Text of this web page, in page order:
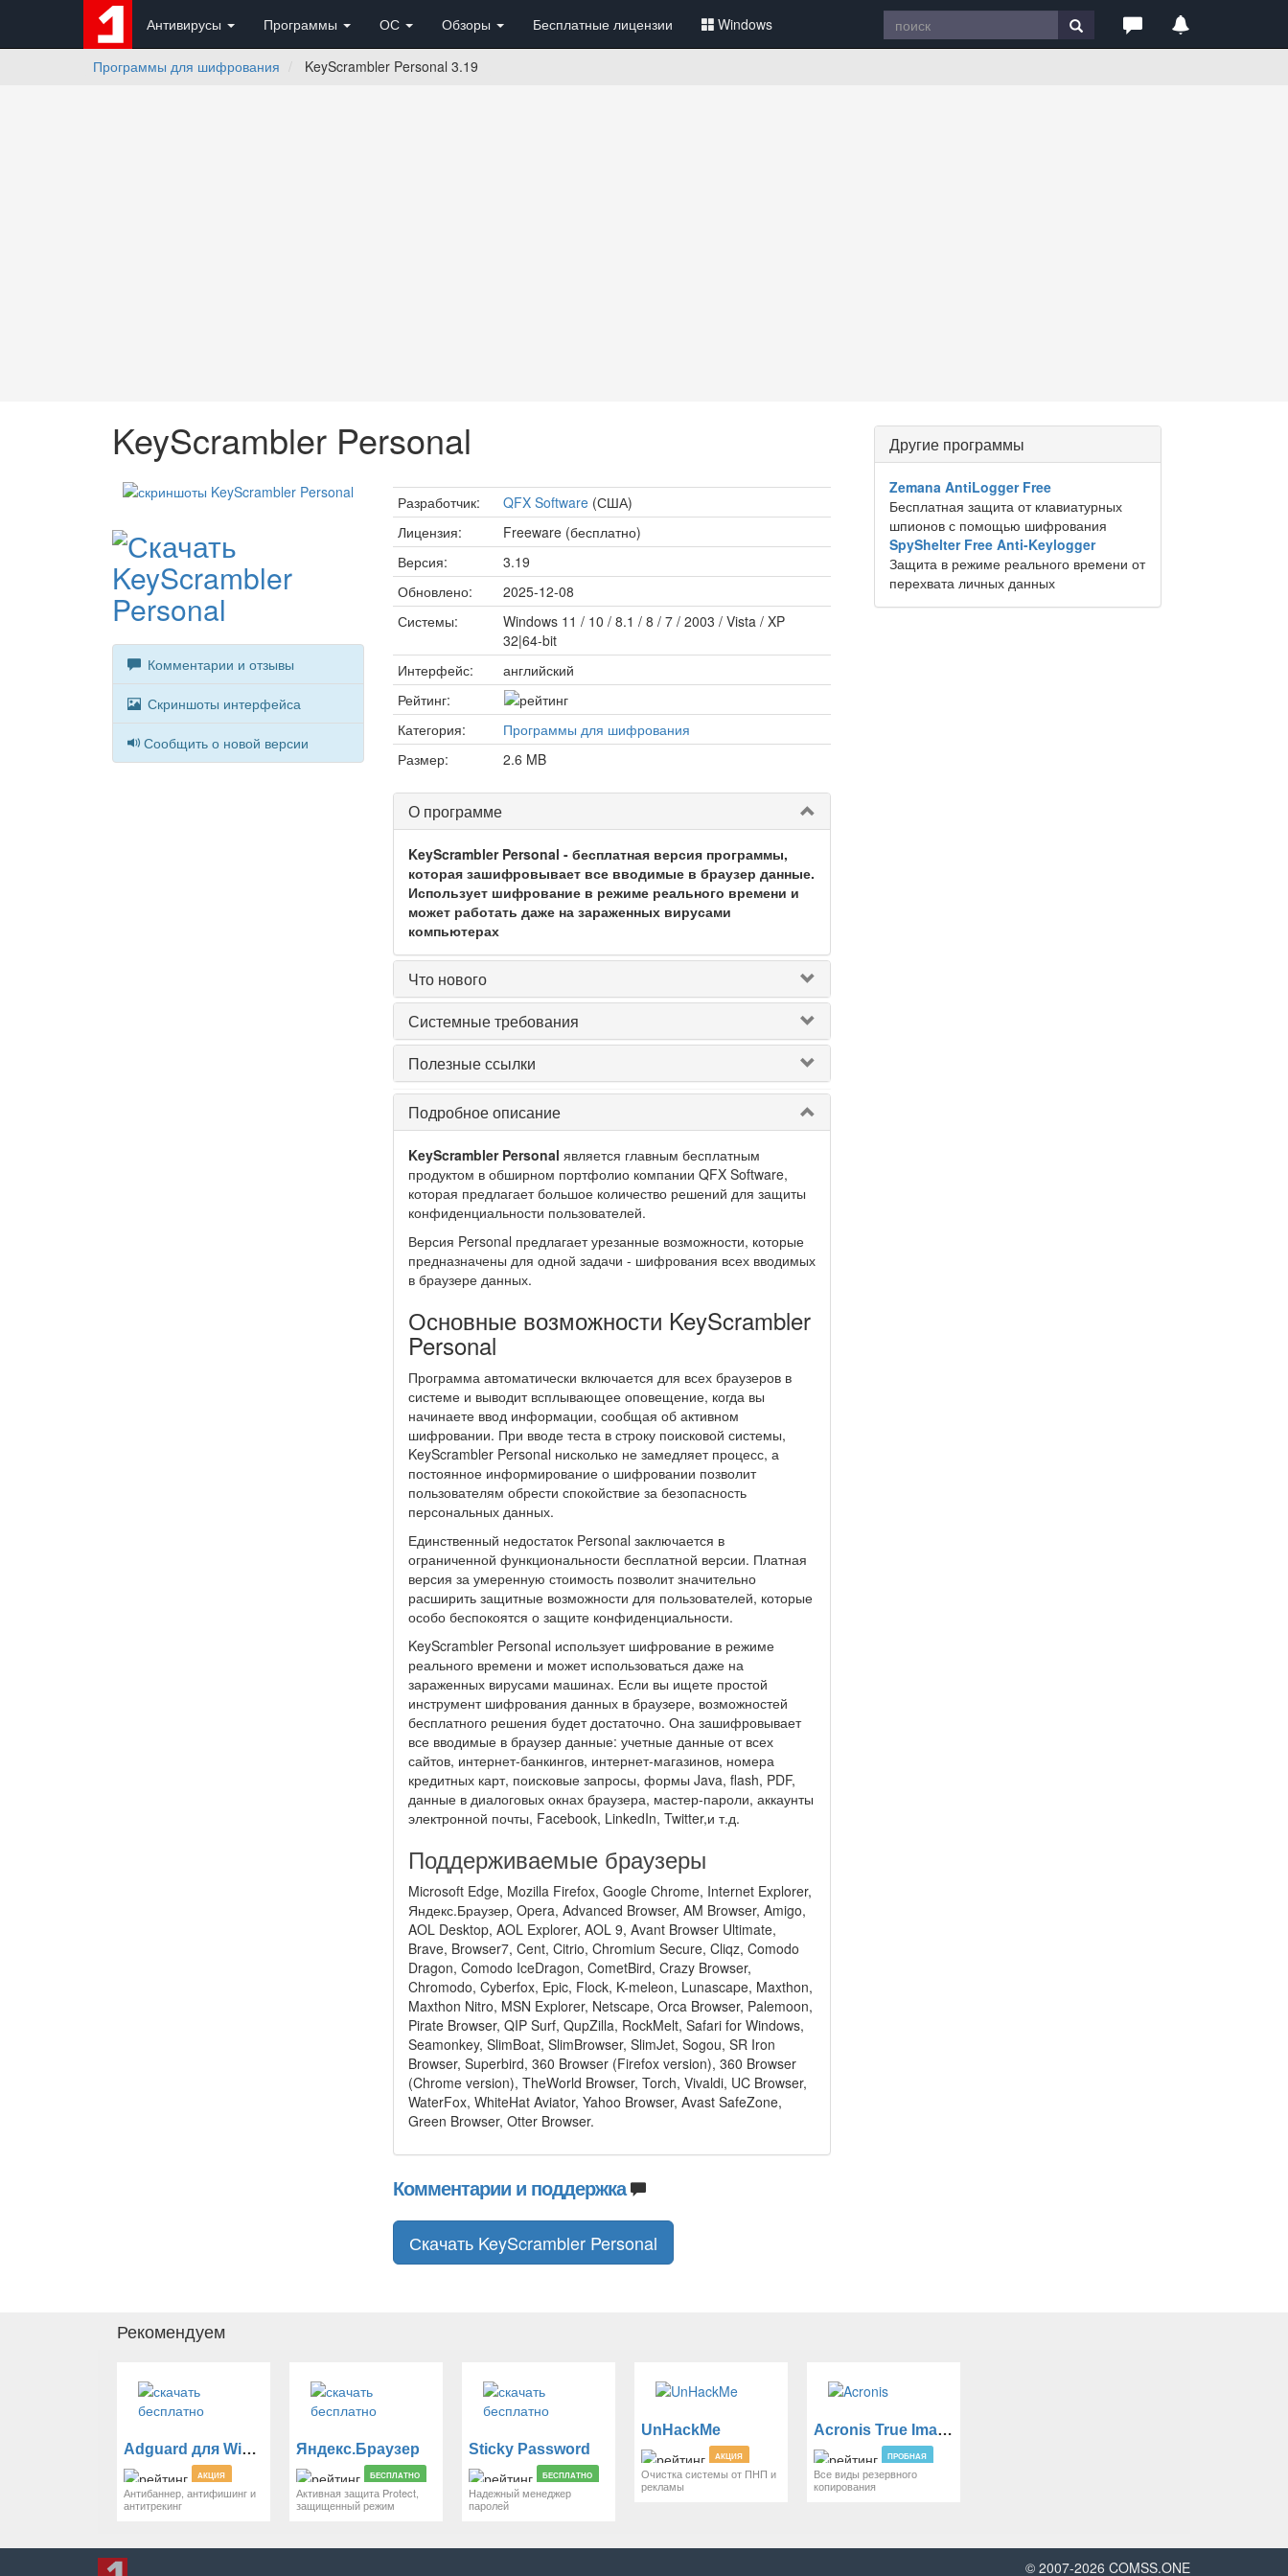
Антивирусы Программы ОС Обзоры Бесплатные лицензии Windows
Программы для шифрования KeyScrambler Personal 3.19
KeyScrambler Personal
Комментарии и отзывы
Скриншоты интерфейса
Сообщить о новой версии
Разработчик: QFX Software(США)
Лицензия:
Freeware (бесплатно)
Версия:
3.19
Обновлено:
2025-12-08
Системы:
Windows 11 / 10 / 8.1 / 8 / 7 / 2003 / Vista / XP
32|64-bit
Интерфейс:
английский
Рейтинг:
Категория:
Программы для шифрования
Размер:
2.6 MB
О программе
KeyScrambler Personal - бесплатная версия программы,
которая зашифровывает все вводимые в браузер данные.
Использует шифрование в режиме реального времени и
может работать даже на зараженных вирусами
компьютерах
Что нового
Системные требования
Полезные ссылки
Подробное описание
KeyScrambler Personal является главным бесплатным
продуктом в обширном портфолио компании QFX Software,
которая предлагает большое количество решений для защиты
конфиденциальности пользователей.
Версия Personal предлагает урезанные возможности, которые
предназначены для одной задачи - шифрования всех вводимых
в браузере данных.
Основные возможности KeyScrambler
Personal
Программа автоматически включается для всех браузеров в
системе и выводит всплывающее оповещение, когда вы
начинаете ввод информации, сообщая об активном
шифровании. При вводе теста в строку поисковой системы,
KeyScrambler Personal нисколько не замедляет процесс, а
постоянное информирование о шифровании позволит
пользователям обрести спокойствие за безопасность
персональных данных.
Единственный недостаток Personal заключается в
ограниченной функциональности бесплатной версии. Платная
версия за умеренную стоимость позволит значительно
расширить защитные возможности для пользователей, которые
особо беспокоятся о защите конфиденциальности.
KeyScrambler Personal использует шифрование в режиме
реального времени и может использоваться даже на
зараженных вирусами машинах. Если вы ищете простой
инструмент шифрования данных в браузере, возможностей
бесплатного решения будет достаточно. Она зашифровывает
все вводимые в браузер данные: учетные данные от всех
сайтов, интернет-банкингов, интернет-магазинов, номера
кредитных карт, поисковые запросы, формы Java, flash, PDF,
данные в диалоговых окнах браузера, мастер-пароли, аккаунты
электронной почты, Facebook, LinkedIn, Twitter,и т.д.
Поддерживаемые браузеры
Microsoft Edge, Mozilla Firefox, Google Chrome, Internet Explorer,
Яндекс.Браузер, Opera, Advanced Browser, AM Browser, Amigo,
AOL Desktop, AOL Explorer, AOL 9, Avant Browser Ultimate,
Brave, Browser7, Cent, Citrio, Chromium Secure, Cliqz, Comodo
Dragon, Comodo IceDragon, CometBird, Crazy Browser,
Chromodo, Cyberfox, Epic, Flock, K-meleon, Lunascape, Maxthon,
Maxthon Nitro, MSN Explorer, Netscape, Orca Browser, Palemoon,
Pirate Browser, QIP Surf, QupZilla, RockMelt, Safari for Windows,
Seamonkey, SlimBoat, SlimBrowser, SlimJet, Sogou, SR Iron
Browser, Superbird, 360 Browser (Firefox version), 360 Browser
(Chrome version), TheWorld Browser, Torch, Vivaldi, UC Browser,
WaterFox, WhiteHat Aviator, Yahoo Browser, Avast SafeZone,
Green Browser, Otter Browser.
Комментарии и поддержка
Скачать KeyScrambler Personal
Другие программы
Zemana AntiLogger Free
Бесплатная защита от клавиатурных
шпионов с помощью шифрования
SpyShelter Free Anti-Keylogger
Защита в режиме реального времени от
перехвата личных данных
Рекомендуем
Adguard для Windows
АКЦИЯ
Антибаннер, антифишинг и
антитрекинг
Яндекс.Браузер
БЕСПЛАТНО
Активная защита Protect,
защищенный режим
Sticky Password
БЕСПЛАТНО
Надежный менеджер
паролей
UnHackMe
АКЦИЯ
Очистка системы от ПНП и
рекламы
Acronis True Image
ПРОБНАЯ
Все виды резервного
копирования
© 2007-2026 COMSS.ONE